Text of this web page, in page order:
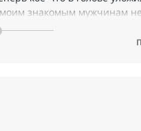
знакомым мужчинам
гардеробе. Раньше это